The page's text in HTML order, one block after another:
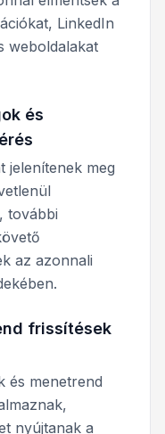
LinkedIn
weboldalakat
és
jelenítenek meg
, további
az azonnali
frissítések
és menetrend
nyújtanak a